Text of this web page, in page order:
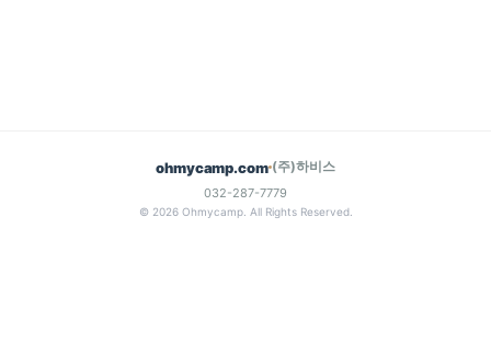
ohmycamp.com (주)하비스
032-287-7779
© 2026 Ohmycamp. All Rights Reserved.